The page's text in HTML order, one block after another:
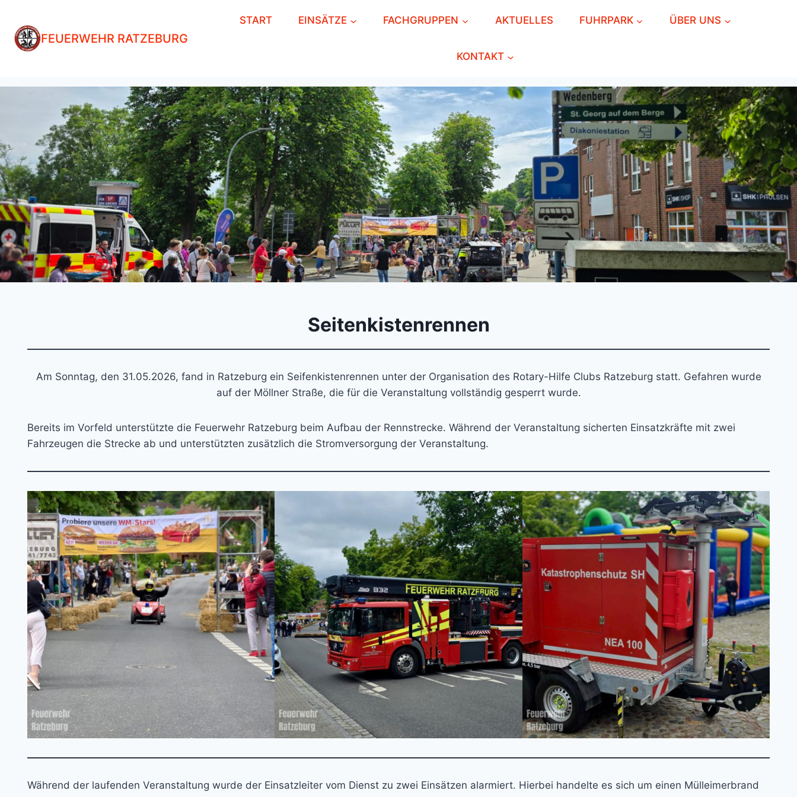
Inhalt
springenFEUERWEHR RATZEBURG
START EINSÄTZE FACHGRUPPEN AKTUELLES FUHRPARK ÜBER UNS
KONTAKT
Seitenkistenrennen
Am Sonntag, den 31.05.2026, fand in Ratzeburg ein Seifenkistenrennen unter der Organisation des Rotary-Hilfe Clubs Ratzeburg statt. Gefahren wurde
auf der Möllner Straße, die für die Veranstaltung vollständig gesperrt wurde.
Bereits im Vorfeld unterstützte die Feuerwehr Ratzeburg beim Aufbau der Rennstrecke. Während der Veranstaltung sicherten Einsatzkräfte mit zwei
Fahrzeugen die Strecke ab und unterstützten zusätzlich die Stromversorgung der Veranstaltung.
Während der laufenden Veranstaltung wurde der Einsatzleiter vom Dienst zu zwei Einsätzen alarmiert. Hierbei handelte es sich um einen Mülleimerbrand